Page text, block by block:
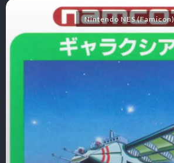
Nintendo NES (Famicon)